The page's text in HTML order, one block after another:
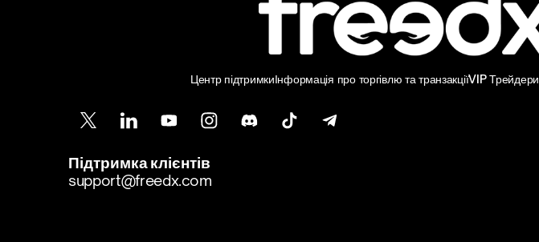
Центр підтримкиІнформація про торгівлю та транзакціїVIP Трейдери
Підтримка клієнтів
support@freedx.com